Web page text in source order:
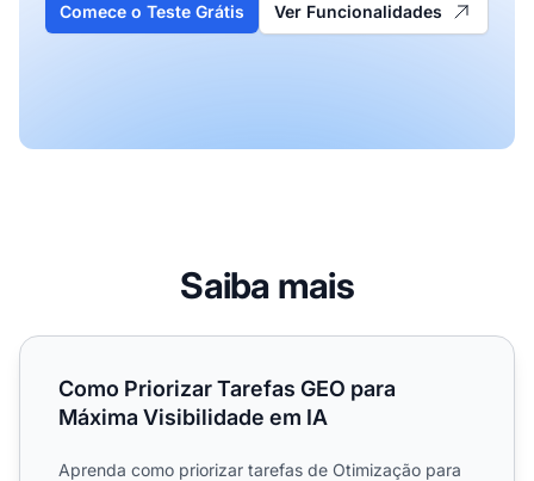
Comece o Teste Grátis Ver Funcionalidades
Saiba mais
Como Priorizar Tarefas GEO para Máxima Visibilidade
Como Priorizar Tarefas GEO para
Máxima Visibilidade em IA
Aprenda como priorizar tarefas de Otimização para